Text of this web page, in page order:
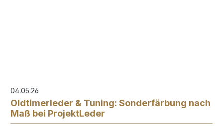
04.05.26
Oldtimerleder & Tuning: Sonderfärbung nach
Maß bei ProjektLeder